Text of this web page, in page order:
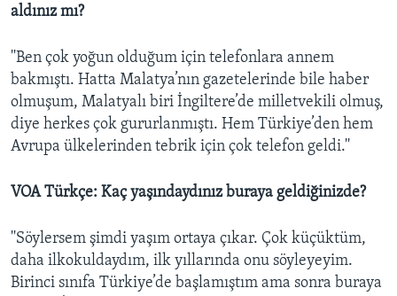
aldınız mı?
''Ben çok yoğun olduğum için telefonlara annem
bakmıştı. Hatta Malatya’nın gazetelerinde bile haber
olmuşum, Malatyalı biri İngiltere’de milletvekili olmuş,
diye herkes çok gururlanmıştı. Hem Türkiye’den hem
Avrupa ülkelerinden tebrik için çok telefon geldi.''
VOA Türkçe: Kaç yaşındaydınız buraya geldiğinizde?
''Söylersem şimdi yaşım ortaya çıkar. Çok küçüktüm,
daha ilkokuldaydım, ilk yıllarında onu söyleyeyim.
Birinci sınıfa Türkiye’de başlamıştım ama sonra buraya